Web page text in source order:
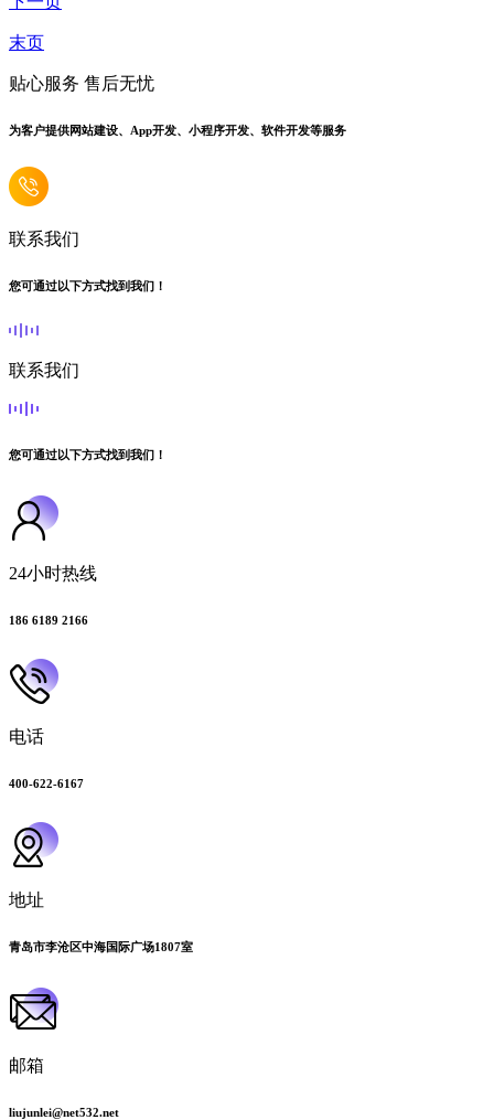
末页
贴心服务 售后无忧
为客户提供网站建设、App开发、小程序开发、软件开发等服务
联系我们
您可通过以下方式找到我们！
联系我们
您可通过以下方式找到我们！
24小时热线
186 6189 2166
电话
400-622-6167
地址
青岛市李沧区中海国际广场1807室
邮箱
liujunlei@net532.net